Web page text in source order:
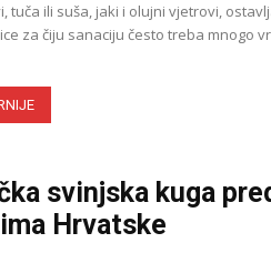
tuča ili suša, jaki i olujni vjetrovi,
za čiju sanaciju često treba mnogo
svinjska kuga
Hrvatske